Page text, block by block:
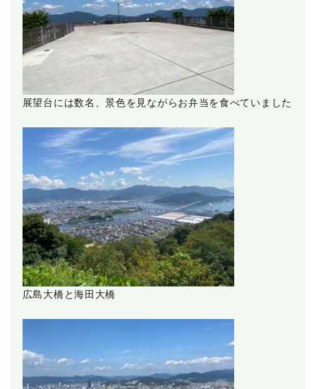
展望台には数名、景色を見ながらお弁当を食べていました
広島大橋と海田大橋